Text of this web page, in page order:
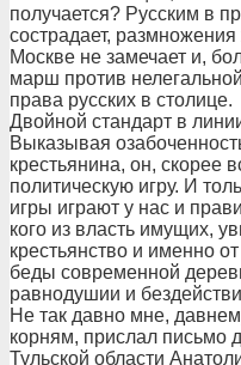
получается? Русским в
сострадает,
Москве не замечает и,
марш против
права русских в столице.
Двойной стандарт в
Выказывая
крестьянина, он, скорее
политическую игру. И
игры играют у нас и
кого из власть имущих,
крестьянство и именно
беды современной
равнодушии и
Не так давно мне,
корням, прислал письмо
Тульской области